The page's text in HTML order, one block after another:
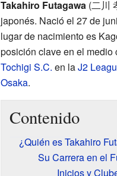
Takahiro Futagawa(二川
japonés. Nació el 27 de
lugar de nacimiento es
posición clave en el medio
Tochigi S.C. en laJ2
Osaka.
Contenido
¿Quién es Takahiro
Su Carrera en el
Inicios y